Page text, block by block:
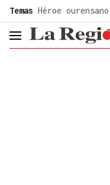
common.go-to-content
Temas Héroe ourensano
header.menu.open